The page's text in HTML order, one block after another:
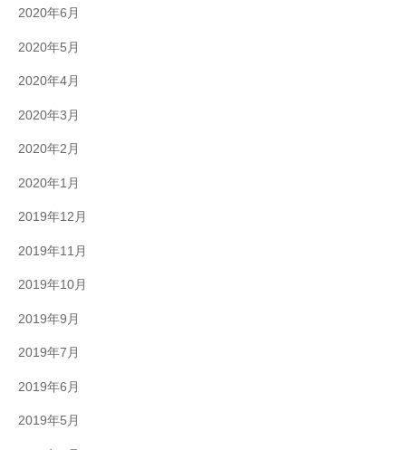
2020年6月
2020年5月
2020年4月
2020年3月
2020年2月
2020年1月
2019年12月
2019年11月
2019年10月
2019年9月
2019年7月
2019年6月
2019年5月